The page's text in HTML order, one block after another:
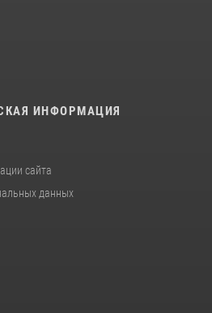
ИНФОРМАЦИЯ
сайта
данных